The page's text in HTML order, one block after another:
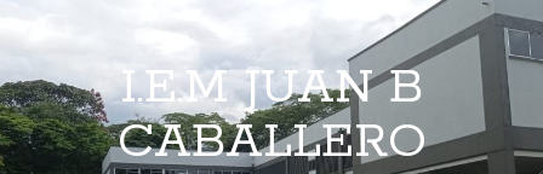
I.E.M JUAN B
CABALLERO